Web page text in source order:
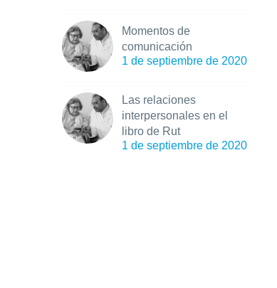
Momentos de
comunicación
1 de septiembre de 2020
Las relaciones
interpersonales en el
libro de Rut
1 de septiembre de 2020